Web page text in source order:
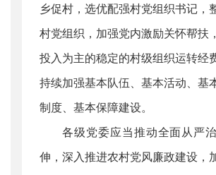
乡促村，选优配强村党组织书记，
村党组织，加强党内激励关怀帮扶
投入为主的稳定的村级组织运转经
持续加强基本队伍、基本活动、基
制度、基本保障建设。
各级党委应当推动全面从严
伸，深入推进农村党风廉政建设，